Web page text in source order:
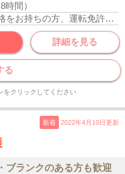
時間）
介護支援専門員の資格をお持ちの方、運転免許あれば尚可
詳細を見る
る
クリックしてください
新着 2022年4月10日更新
ブランクのある方も歓迎